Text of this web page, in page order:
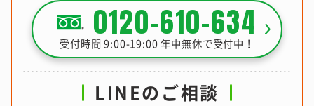
0120-610-634
受付時間 9:00-19:00 年中無休で受付中！
LINEのご相談